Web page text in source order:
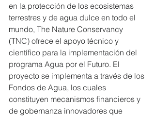
en la protección de los ecosistemas
terrestres y de agua dulce en todo el
mundo, The Nature Conservancy
(TNC) ofrece el apoyo técnico y
científico para la implementación del
programa Agua por el Futuro. El
proyecto se implementa a través de los
Fondos de Agua, los cuales
constituyen mecanismos financieros y
de gobernanza innovadores que